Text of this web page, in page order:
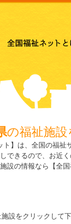
の福祉施設
ト】は、全国の福祉
できるので、お近
設の情報なら【全
設をクリックして下